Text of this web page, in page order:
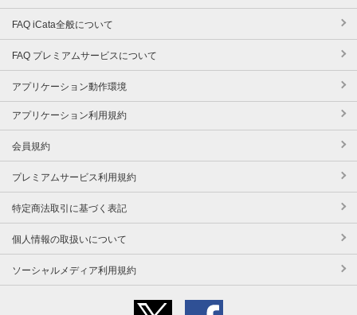
FAQ iCata全般について
FAQ プレミアムサービスについて
アプリケーション動作環境
アプリケーション利用規約
会員規約
プレミアムサービス利用規約
特定商法取引に基づく表記
個人情報の取扱いについて
ソーシャルメディア利用規約